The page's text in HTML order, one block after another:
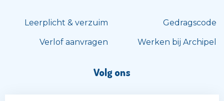
Leerplicht & verzuim
Verlof aanvragen
Gedragscode
Werken bij Archipel
Volg ons